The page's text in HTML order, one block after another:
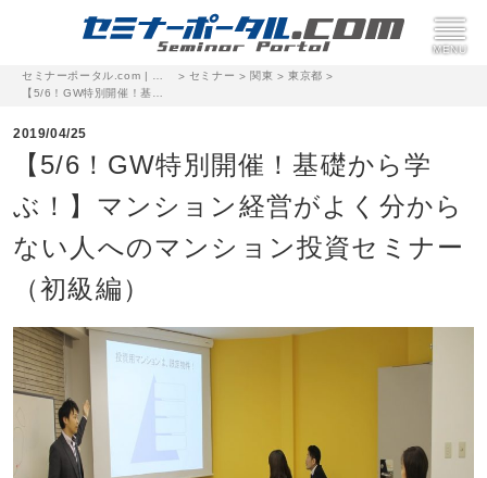
> セミナー > 関東 >東京都 >
2019/04/25
【5/6！GW特別開催！基礎から学
ぶ！】マンション経営がよく分から
ない人へのマンション投資セミナー
（初級編）